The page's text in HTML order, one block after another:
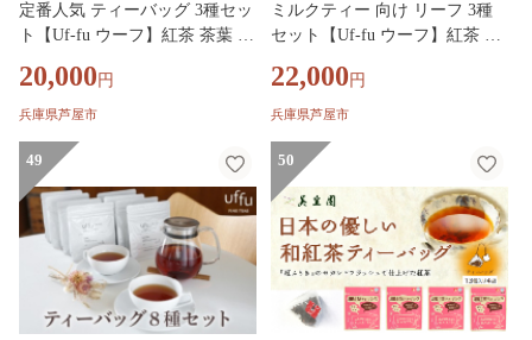
定番人気 ティーバッグ 3種セッ
ト【Uf-fu ウーフ】紅茶 茶葉 人
ンド アールグレイ アンバー 紅
茶セット ストレートティー ミ
ータイム スペシャルティー 詰
め合わせ 贈り物 ギフト プレゼ
ント
20,000 円
兵庫県芦屋市
ミルクティー 向け リーフ 3種
セット【Uf-fu ウーフ】紅茶 茶
グレイ セイロン 紅茶セット ス
トレートティー にも アイステ
ティー 詰め合わせ 贈り物 ギフ
ト プレゼント
22,000 円
兵庫県芦屋市
49 50